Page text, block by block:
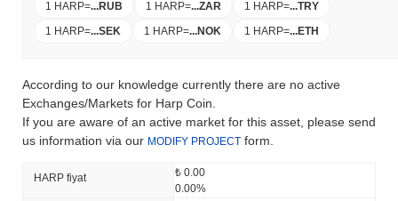
1 HARP=...RUB 1 HARP=...ZAR 1 HARP=...TRY
1 HARP=...SEK 1 HARP=...NOK 1 HARP=...ETH
According to our knowledge currently there are no active
Exchanges/Markets for Harp Coin.
If you are aware of an active market for this asset, please send
us information via our MODIFY PROJECT form.
HARP fiyat
₺ 0.00
0.00%